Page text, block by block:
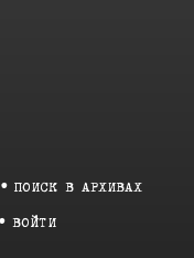
ПОИСК В АРХИВАХ
ВОЙТИ